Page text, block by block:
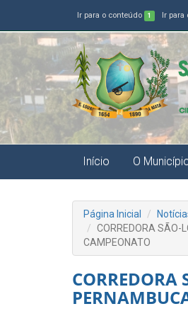
Ir para o conteúdo 1 Ir para
Início O
Página Inicial
CORREDORA SÃO-
CAMPEONATO
CORREDORA